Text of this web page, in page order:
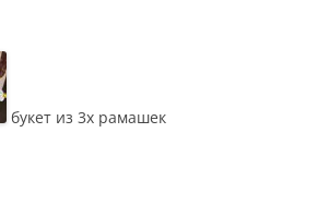
букет из 3х рамашек